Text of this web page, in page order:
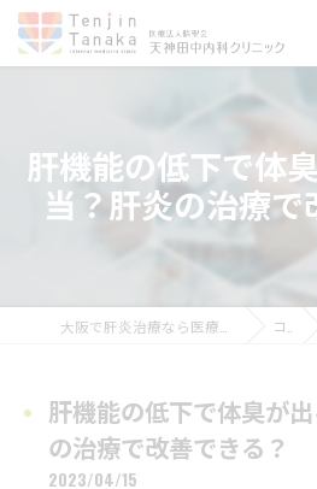
肝機能の低下で体
当？肝炎の治療で
コラム
肝機能の低下で体臭が
の治療で改善できる？
2023/04/15